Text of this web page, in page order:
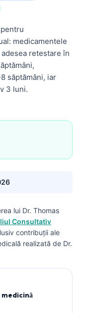
medicamentele
retestare în
săptămâni, iar
3 luni.
lui Dr. Thomas
Consultativ
contribuții ale
realizată de Dr.